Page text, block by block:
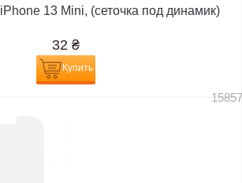
iPhone 13 Mini, (сеточка под динамик)
32 ₴
Купить